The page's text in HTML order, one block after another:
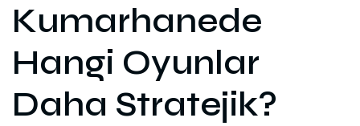
Kumarhanede
Hangi Oyunlar
Daha Stratejik?